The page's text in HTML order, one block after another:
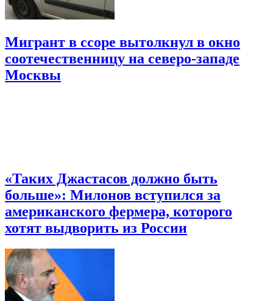
Мигрант в ссоре вытолкнул в окно
соотечественницу на северо-западе
Москвы
«Таких Джастасов должно быть
больше»: Милонов вступился за
американского фермера, которого
хотят выдворить из России